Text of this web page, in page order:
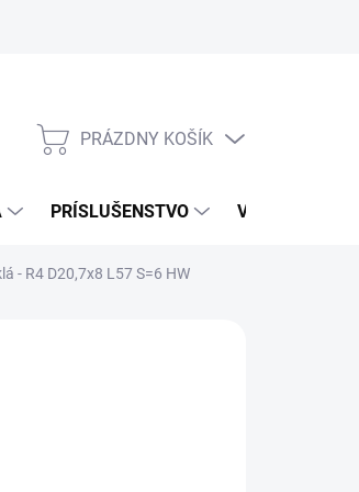
NÁKUPNÝ
PRÁZDNY KOŠÍK
PRÍSLUŠENSTVO VÝROBCOVIA
- R4 D20,7x8 L57 S=6 HW